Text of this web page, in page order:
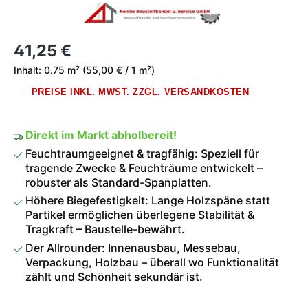
Regulärer Preis:
41,25 €
Inhalt: 0.75 m² (55,00 € / 1 m²)
PREISE INKL. MWST. ZZGL. VERSANDKOSTEN
Direkt im Markt abholbereit!
Feuchtraumgeeignet & tragfähig: Speziell für
tragende Zwecke & Feuchträume entwickelt –
robuster als Standard-Spanplatten.
Höhere Biegefestigkeit: Lange Holzspäne statt
Partikel ermöglichen überlegene Stabilität &
Tragkraft – Baustelle-bewährt.
Der Allrounder: Innenausbau, Messebau,
Verpackung, Holzbau – überall wo Funktionalität
zählt und Schönheit sekundär ist.